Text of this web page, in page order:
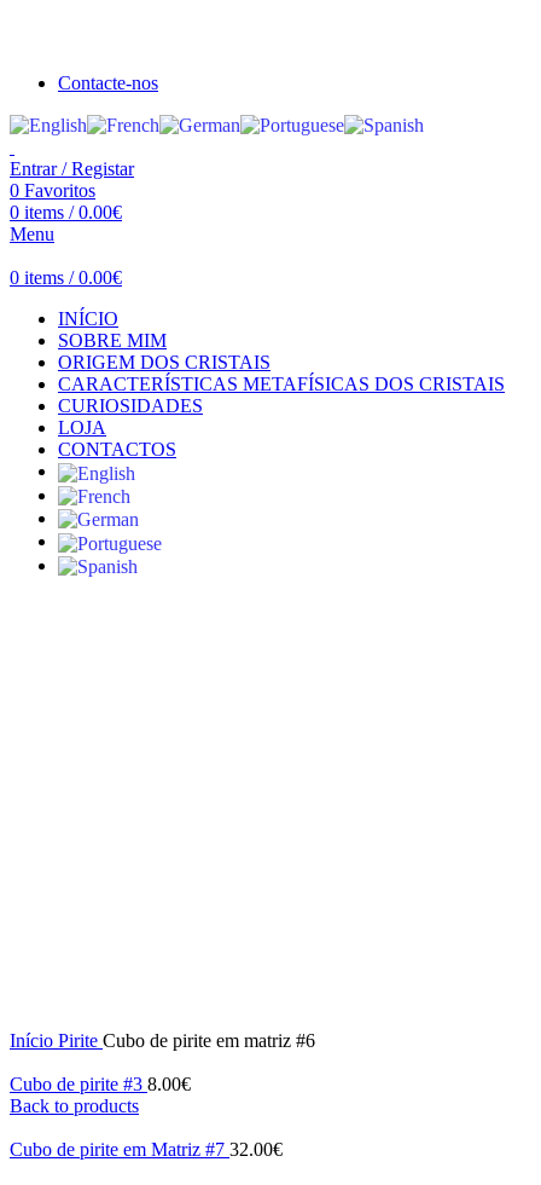
Contacte-nos
Entrar / Registar
0 Favoritos
0 items / 0.00€
Menu
0 items / 0.00€
INÍCIO
SOBRE MIM
ORIGEM DOS CRISTAIS
CARACTERÍSTICAS METAFÍSICAS DOS CRISTAIS
CURIOSIDADES
LOJA
CONTACTOS
Início Pirite Cubo de pirite em matriz #6
Cubo de pirite #3 8.00€
Back to products
Cubo de pirite em Matriz #7 32.00€